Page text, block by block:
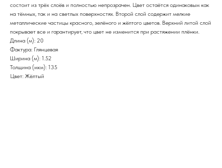
состоит из трёх слоёв и полностью непрозрачен. Цвет остаётся одинаковым как
на тёмных, так и на светлых поверхностях. Второй слой содержит мелкие
металлические частицы красного, зелёного и жёлтого цветов. Верхний литой слой
покрывает все и гарантирует, что цвет не изменится при растяжении плёнки.
Длина (м): 20
Фактура: Глянцевая
Ширина (м): 1.52
Толщина (мкм): 135
Цвет: Жёлтый